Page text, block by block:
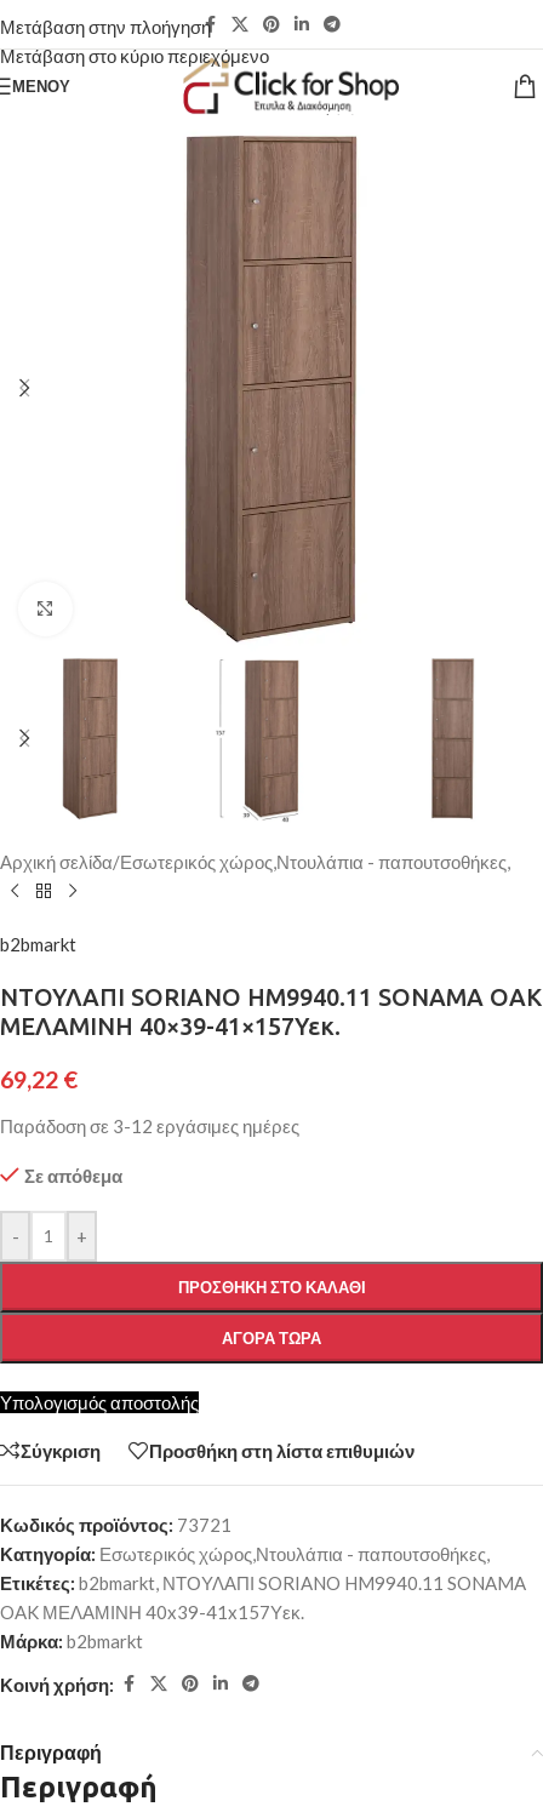
Μετάβαση στην πλοήγηση
Μετάβαση στο κύριο περιεχόμενο
ΜΕΝΟΎ
Κάντε κλικ για μεγέθυνση
Αρχική σελίδα/Εσωτερικός χώρος,Ντουλάπια - παπουτσοθήκες,
b2bmarkt
ΝΤΟΥΛΑΠΙ SORIANO HM9940.11 SONAMA OAK
ΜΕΛΑΜΙΝΗ 40×39-41×157Υεκ.
69,22 €
Παράδοση σε 3-12 εργάσιμες ημέρες
Σε απόθεμα
- +
ΠΡΟΣΘΉΚΗ ΣΤΟ ΚΑΛΆΘΙ
ΑΓΟΡΆ ΤΏΡΑ
Υπολογισμός αποστολής
Σύγκριση Προσθήκη στη λίστα επιθυμιών
Κωδικός προϊόντος: 73721
Κατηγορία: Εσωτερικός χώρος,Ντουλάπια - παπουτσοθήκες,
Ετικέτες: b2bmarkt, ΝΤΟΥΛΑΠΙ SORIANO HM9940.11 SONAMA
OAK ΜΕΛΑΜΙΝΗ 40x39-41x157Υεκ.
Μάρκα: b2bmarkt
Κοινή χρήση:
Περιγραφή
Περιγραφή